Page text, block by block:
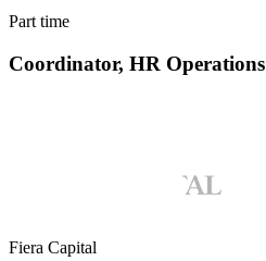
Part time
Coordinator, HR Operations
Fiera Capital